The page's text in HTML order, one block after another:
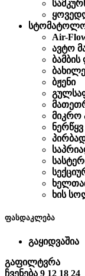
Air-
ავტო
ბჟენი
მიკრო
ხის
ფასდაკლება
გაყიდვაშია
გაფილტვრა
ჩვენება 9 12 18 24